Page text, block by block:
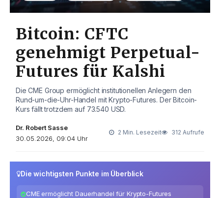
Bitcoin: CFTC
genehmigt Perpetual-
Futures für Kalshi
Die CME Group ermöglicht institutionellen Anlegern den
Rund-um-die-Uhr-Handel mit Krypto-Futures. Der Bitcoin-
Kurs fällt trotzdem auf 73.540 USD.
Dr. Robert Sasse
30.05.2026, 09:04 Uhr
2 Min. Lesezeit 312 Aufrufe
Die wichtigsten Punkte im Überblick
CME ermöglicht Dauerhandel für Krypto-Futures